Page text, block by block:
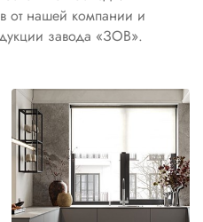
от нашей компании и
завода «ЗОВ».